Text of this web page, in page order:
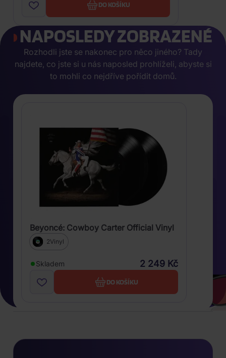
DO KOŠÍKU
NAPOSLEDY ZOBRAZENÉ
Rozhodli jste se nakonec pro něco jiného? Tady
najdete, co jste si u nás naposled prohlíželi, abyste si
to mohli co nejdříve pořídit domů.
Beyoncé: Cowboy Carter Official Vinyl
2Vinyl
Skladem 2 249 Kč
DO KOŠÍKU